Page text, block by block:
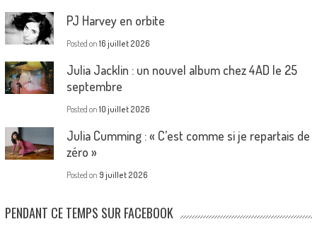
PJ Harvey en orbite
Posted on 16 juillet 2026
Julia Jacklin : un nouvel album chez 4AD le 25
septembre
Posted on 10 juillet 2026
Julia Cumming : « C’est comme si je repartais de
zéro »
Posted on 9 juillet 2026
PENDANT CE TEMPS SUR FACEBOOK